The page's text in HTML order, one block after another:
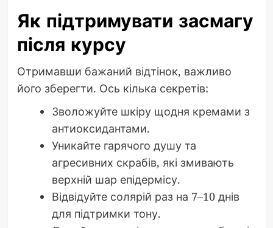
Як підтримувати засмагу
після курсу
Отримавши бажаний відтінок, важливо
його зберегти. Ось кілька секретів:
Зволожуйте шкіру щодня кремами з
антиоксидантами.
Уникайте гарячого душу та
агресивних скрабів, які змивають
верхній шар епідермісу.
Відвідуйте солярій раз на 7–10 днів
для підтримки тону.